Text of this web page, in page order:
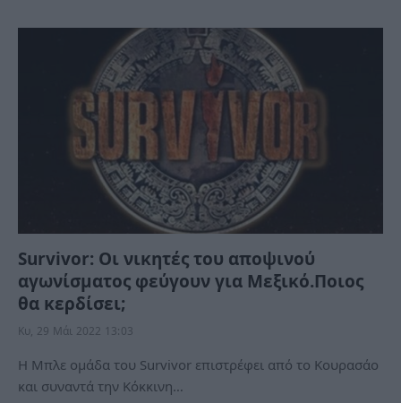
Survivor: Οι νικητές του αποψινού
αγωνίσματος φεύγουν για Μεξικό.Ποιος
θα κερδίσει;
Κυ, 29 Μάι 2022 13:03
Η Μπλε ομάδα του Survivor επιστρέφει από το Κουρασάο
και συναντά την Κόκκινη…